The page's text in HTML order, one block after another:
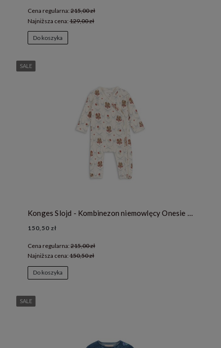
Cena regularna: 215,00 zł
Najniższa cena: 129,00 zł
Do koszyka
Konges Slojd - Kombinezon niemowlęcy Onesie Minnie - PUPPY
150,50 zł
Cena regularna: 215,00 zł
Najniższa cena: 150,50 zł
Do koszyka
SALE
SALE